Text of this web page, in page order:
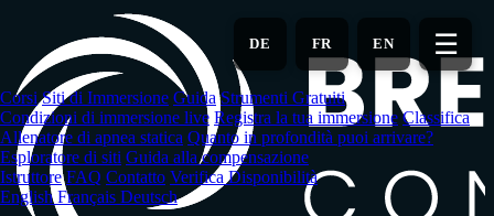
contenuto
principale
EN
FR
DE ☰
Corsi Siti di Immersione Guida Strumenti Gratuiti
Condizioni di immersione live Registra la tua immersione Classifica
Allenatore di apnea statica Quanto in profondità puoi arrivare?
Esploratore di siti Guida alla compensazione
Istruttore FAQ Contatto Verifica Disponibilità
EnglishFrançais Deutsch